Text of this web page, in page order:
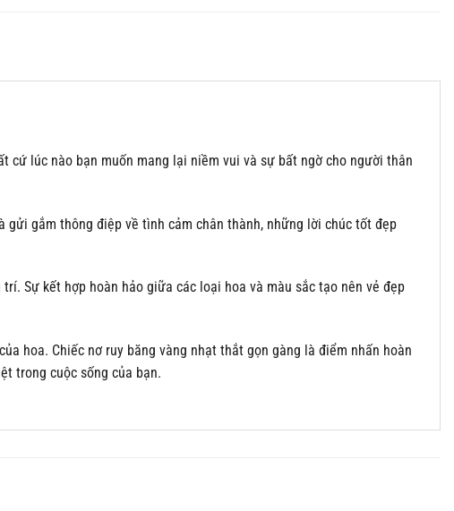
cứ lúc nào bạn muốn mang lại niềm vui và sự bất ngờ cho người thân
gửi gắm thông điệp về tình cảm chân thành, những lời chúc tốt đẹp
Sự kết hợp hoàn hảo giữa các loại hoa và màu sắc tạo nên vẻ đẹp
hoa. Chiếc nơ ruy băng vàng nhạt thắt gọn gàng là điểm nhấn hoàn
trong cuộc sống của bạn.